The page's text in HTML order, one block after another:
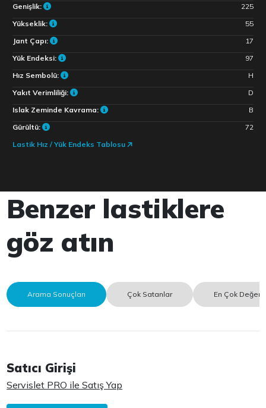
Genişlik:
225
Yükseklik:
55
Jant Çapı:
17
Yük Endeksi:
97
Hız Sembolü:
H
Yakıt Verimliliği:
D
Islak Zeminde Kavrama:
B
Gürültü:
72
Lastik Hız / Yük Endeks Tablosu
Benzer lastiklere
göz atın
Arama Sonuçları Çok Satanlar En Çok
Satıcı Girişi
Servislet PRO ile Satış Yap